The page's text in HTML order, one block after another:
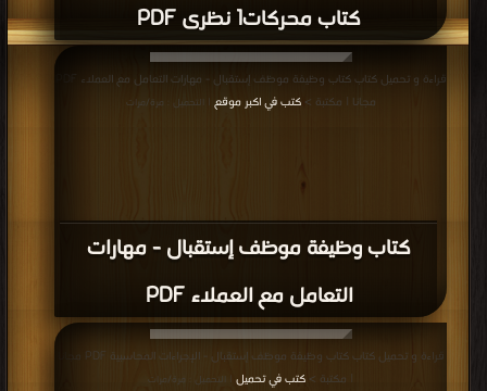
كتاب محركات1 نظرى PDF
كتاب وظيفة موظف إستقبال - مهارات
التعامل مع العملاء PDF
مجانا | مكتبة >كتب في اكبر موقع | التحميل : مرة/مرات
| مكتبة > كتب في تحميل | التحميل : مرة/مرات